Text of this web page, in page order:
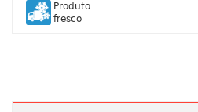
Produto
fresco